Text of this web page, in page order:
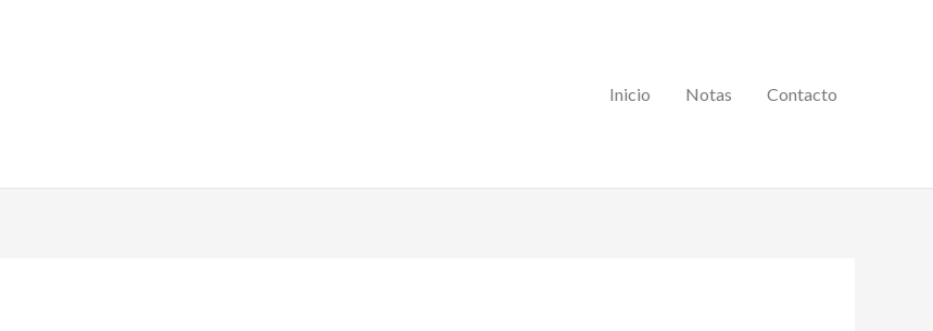
Inicio Notas Contacto